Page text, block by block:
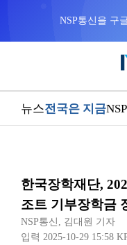
NSP통신을 구
뉴스전국은 지금
한국장학재단,
조트 기부장학금
NSP통신 , 김대원 기자
입력 2025-10-29 15:58